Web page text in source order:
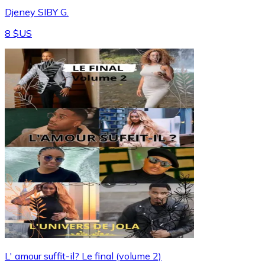
Djeney SIBY G.
8 $US
L' amour suffit-il? Le final (volume 2)